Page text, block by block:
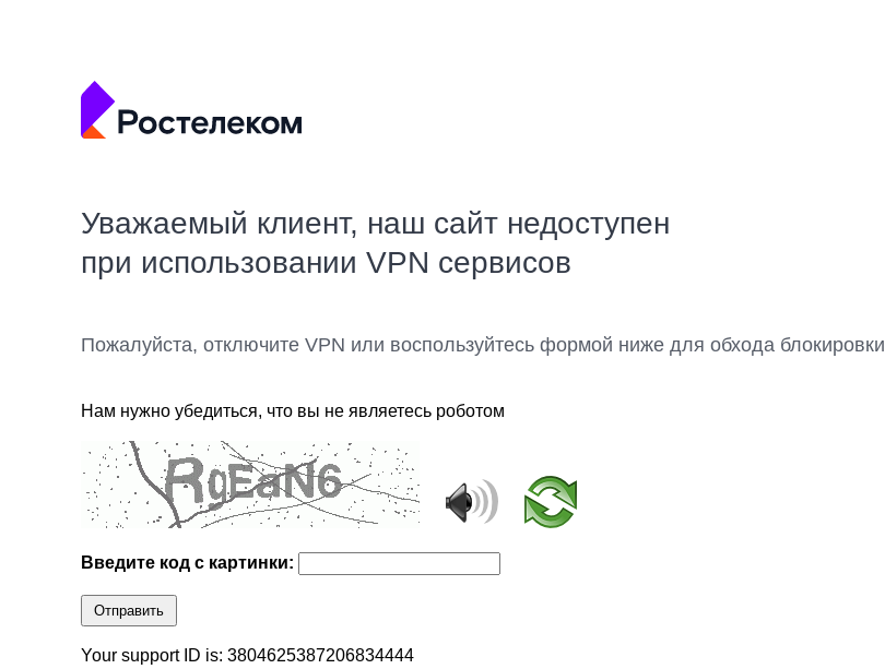
Уважаемый клиент, наш сайт недоступен
при использовании VPN сервисов
Пожалуйста, отключите VPN или воспользуйтесь формой ниже для обхода блокировки
Нам нужно убедиться, что вы не являетесь роботом
Введите код с картинки:
Отправить
Your support ID is: 3804625387206834444